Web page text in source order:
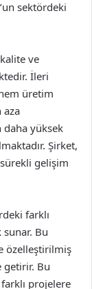
sektördeki
ve
İleri
üretim
aza
yüksek
Şirket,
gelişim
farklı
Bu
özelleştirilmiş
getirir. Bu
projelere